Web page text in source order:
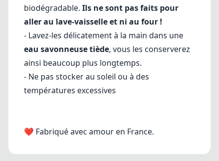
biodégradable. Ils ne sont pas faits pour
aller au lave-vaisselle et ni au four !
- Lavez-les délicatement à la main dans une
eau savonneuse tiède, vous les conserverez
ainsi beaucoup plus longtemps.
- Ne pas stocker au soleil ou à des
températures excessives
❤ Fabriqué avec amour en France.